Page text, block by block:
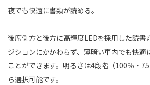
夜でも快適に書類が読める。
後席側方と後方に高輝度LEDを採用した読書
ジションにかかわらず、薄暗い車内でも快適
ことができます。明るさは4段階（100％・
ら選択可能です。